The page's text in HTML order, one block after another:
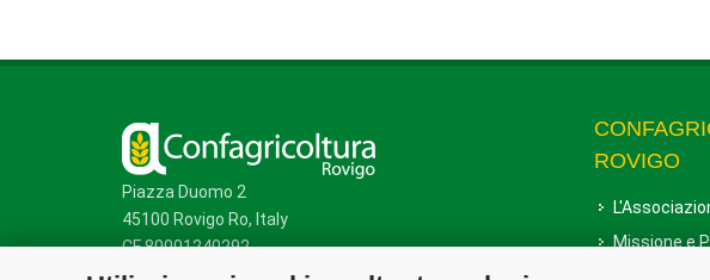
Piazza Duomo 2
45100 Rovigo Ro, Italy
CF 80001240292
ROVIGO
Missione e